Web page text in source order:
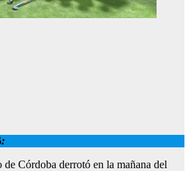
:
Córdoba derrotó en la mañana del